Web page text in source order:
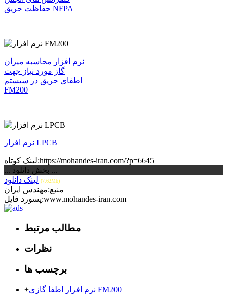
حفاظت حریق NFPA
نرم افزار محاسبه میزان
گاز مورد نیاز جهت
اطفای حریق در سیستم
FM200
نرم افزار LPCB
لینک کوتاه:https://mohandes-iran.com/?p=6645
... بخش دانلود ...
لینک دانلود
(7.62Mb)
منبع:مهندس ایران
پسورد فایل:www.mohandes-iran.com
مطالب مرتبط
نظرات
برچسب ها
+ نرم افزار اطفا گازی FM200